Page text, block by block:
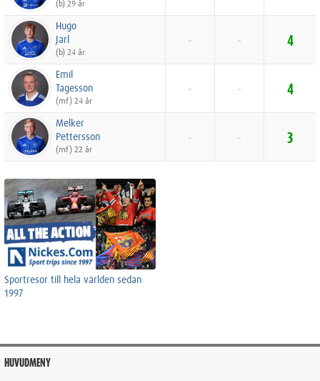
(b) 29 år
Hugo
Jarl
(b) 24 år
- - 4
Emil
Tagesson
(mf) 24 år
- - 4
Melker
Pettersson
(mf) 22 år
- - 3
Sportresor till hela världen sedan
1997
HUVUDMENY